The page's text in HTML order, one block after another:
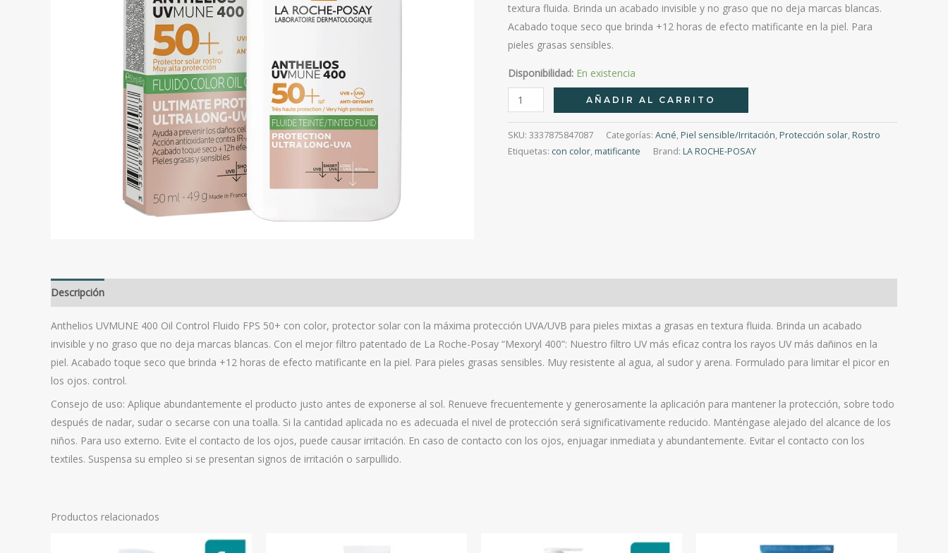
textura fluida. Brinda un acabado invisible y no graso que no deja marcas blancas.
Acabado toque seco que brinda +12 horas de efecto matificante en la piel. Para
pieles grasas sensibles.
Disponibilidad: En existencia
Anthelios
Uv
Mune
400
Color
AÑADIR AL CARRITO
SKU: 3337875847087 Categorías: Acné,Piel sensible/Irritación,Protección solar,Rostro
Etiquetas: con color,matificante Brand: LA ROCHE-POSAY
Descripción
Anthelios UVMUNE 400 Oil Control Fluido FPS 50+ con color, protector solar con la máxima protección UVA/UVB para pieles mixtas a grasas en textura fluida. Brinda un acabado
invisible y no graso que no deja marcas blancas. Con el mejor filtro patentado de La Roche-Posay “Mexoryl 400”: Nuestro filtro UV más eficaz contra los rayos UV más dañinos en la
piel. Acabado toque seco que brinda +12 horas de efecto matificante en la piel. Para pieles grasas sensibles. Muy resistente al agua, al sudor y arena. Formulado para limitar el picor en
los ojos. control.
Consejo de uso: Aplique abundantemente el producto justo antes de exponerse al sol. Renueve frecuentemente y generosamente la aplicación para mantener la protección, sobre todo
después de nadar, sudar o secarse con una toalla. Si la cantidad aplicada no es adecuada el nivel de protección será significativamente reducido. Manténgase alejado del alcance de los
niños. Para uso externo. Evite el contacto de los ojos, puede causar irritación. En caso de contacto con los ojos, enjuagar inmediata y abundantemente. Evitar el contacto con los
textiles. Suspensa su empleo si se presentan signos de irritación o sarpullido.
Productos relacionados